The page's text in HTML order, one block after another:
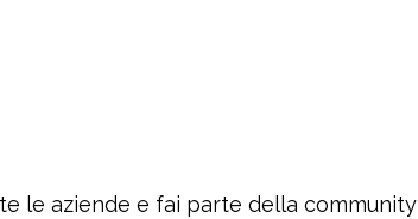
le aziende e fai parte della community